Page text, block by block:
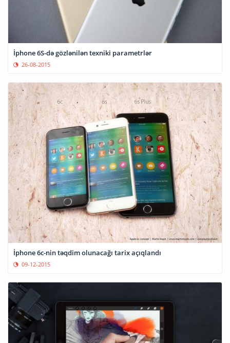
İphone 6S-də gözlənilən texniki parametrlər
26-08-2015
İphone 6c-nin təqdim olunacağı tarix açıqlandı
09-12-2015